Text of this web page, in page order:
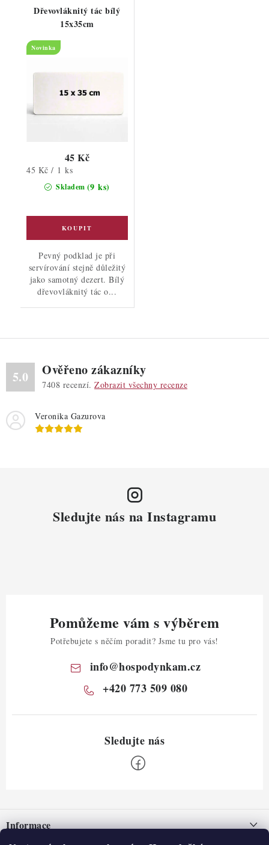
Dřevovláknitý tác bílý
15x35cm
Novinka
Skladem (9 ks)
45 Kč
Měrná
45 Kč / 1 ks
Pevný podklad je při
servírování stejně důležitý
jako samotný dezert. Bílý
dřevovláknitý tác o...
5.0 Ověřeno zákazníky
7408 recenzí. Zobrazit všechny recenze
Veronika Gazurova
Sledujte nás na Instagramu
Pomůžeme vám s výběrem
Potřebujete s něčím poradit? Jsme tu pro vás!
info@hospodynkam.cz
+420 773 509 080
pInformace